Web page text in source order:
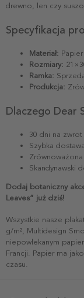
drewno, len czy
Specyfikacja
Materiał:
Rozmiary:
Ramka:
Produkcja:
Dlaczego Dear
30 dni na
Szybka
Skandynawski
Dodaj botaniczny
Leaves” już dziś!
Wszystkie nasze
g/m², Multidesign
niepowlekanym
Francji. Papier ma
czasu.